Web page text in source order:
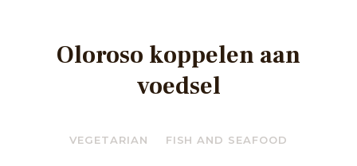
Oloroso koppelen aan
voedsel
VEGETARIAN FISH AND SEAFOOD